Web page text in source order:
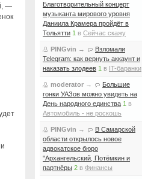
—
Благотворительный концерт
музыканта мирового уровня
Даниила Крамера пройдёт в
Тольятти 1 в Сейчас скажу
PINGvin →
Взломали
Telegram: как вернуть аккаунт и
наказать злодеев 1 в IT-баранки
moderator →
Большие
гонки УАЗов можно увидеть на
День народного единства 1 в
Автомобиль - не роскошь
PINGvin →
В Самарской
области открылось новое
адвокатское бюро
"Архангельский, Потёмкин и
партнёры 2 в Финансы